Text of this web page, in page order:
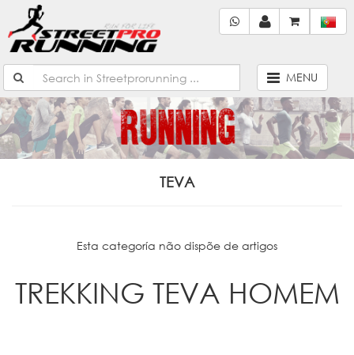
MENU
TEVA
Esta categoría não dispõe de artigos
TREKKING TEVA HOMEM